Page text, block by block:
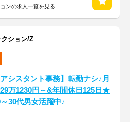
ンの求人一覧を見る
ション/Z
アシスタント事務】転勤ナシ♪月
万1230円～&年間休日125日★
30代男女活躍中♪